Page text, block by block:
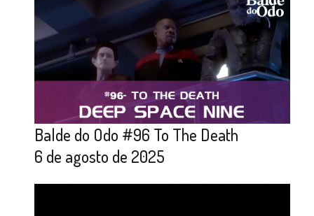
Balde do Odo #96 To The Death
6 de agosto de 2025